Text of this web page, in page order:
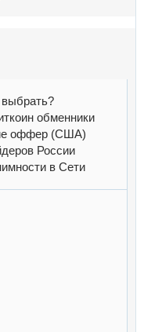
обменники
оффер (США)
России
в Сети